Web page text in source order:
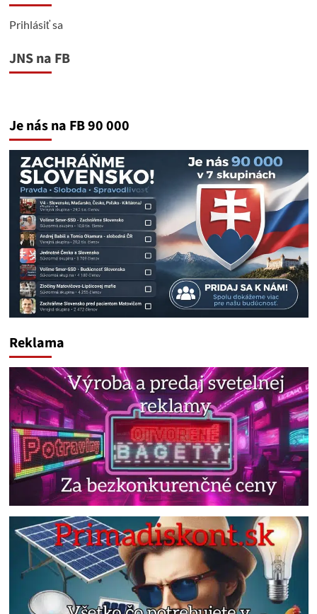
Prihlásiť sa
JNS na FB
Je nás na FB 90 000
Reklama